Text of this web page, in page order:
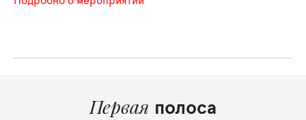
Первая полоса